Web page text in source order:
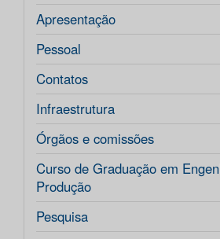
Apresentação
Pessoal
Contatos
Infraestrutura
Órgãos e comissões
Curso de Graduação em
Produção
Pesquisa